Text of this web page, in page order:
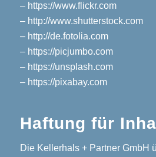
– https://www.flickr.com
– http://www.shutterstock.com
– http://de.fotolia.com
– https://picjumbo.com
– https://unsplash.com
– https://pixabay.com
Haftung für
Die Kellerhals + Partner GmbH